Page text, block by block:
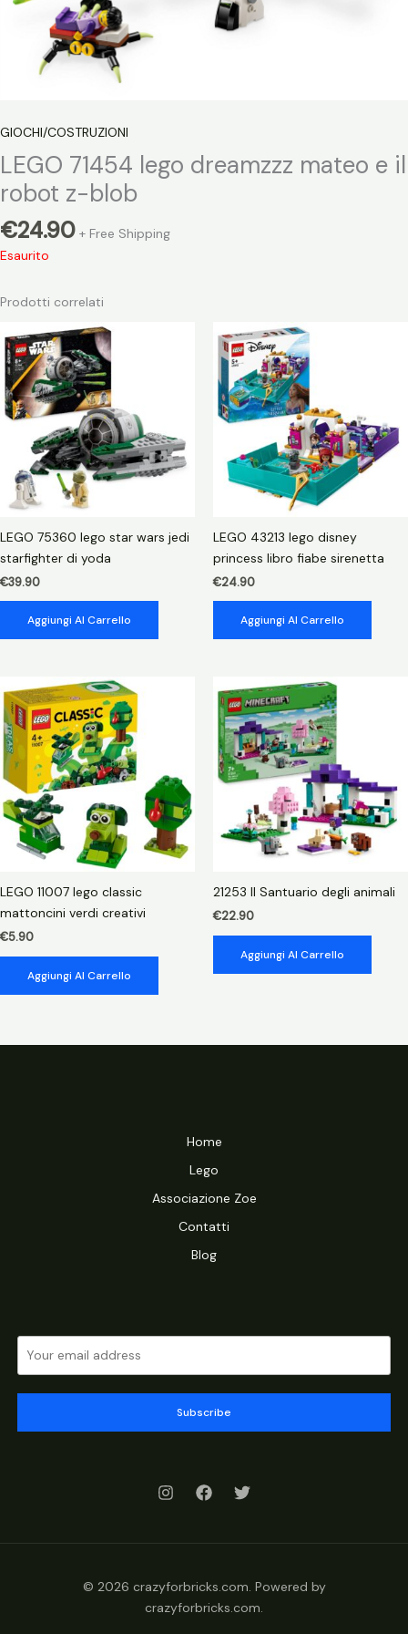
GIOCHI/COSTRUZIONI
LEGO 71454 lego dreamzzz mateo e il
robot z-blob
€24.90 + Free Shipping
Esaurito
Prodotti correlati
LEGO 75360 lego star wars jedi
starfighter di yoda
€39.90
Aggiungi Al Carrello
LEGO 43213 lego disney
princess libro fiabe sirenetta
€24.90
Aggiungi Al Carrello
LEGO 11007 lego classic
mattoncini verdi creativi
€5.90
Aggiungi Al Carrello
21253 Il Santuario degli animali
€22.90
Aggiungi Al Carrello
Home
Lego
Associazione Zoe
Contatti
Blog
Subscribe
© 2026 crazyforbricks.com. Powered by
crazyforbricks.com.